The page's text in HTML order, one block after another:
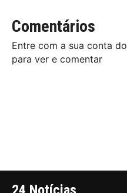
Comentários
Entre com a sua conta do
para ver e comentar